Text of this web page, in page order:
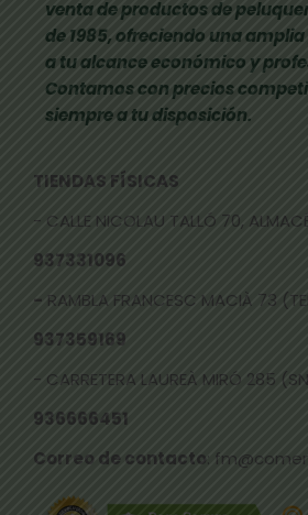
venta de productos de
de 1985, ofreciendo una
a tu alcance económico y
Contamos con precios
siempre a tu disposición.
TIENDAS FÍSICAS
- CALLE NICOLAU TALLÓ 70,
937331096
- RAMBLA FRANCESC MACIÀ 73
937359169
- CARRETERA LAUREÀ MIRÓ 285
936666451
Correo de contacto: